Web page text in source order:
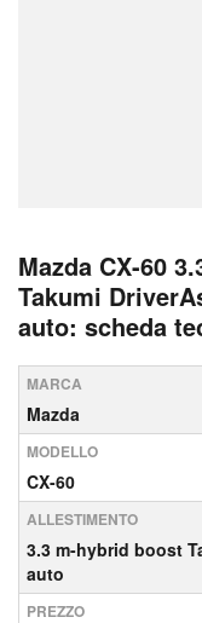
Mazda CX-60
Takumi
auto: scheda
MARCA
Mazda
MODELLO
CX-60
ALLESTIMENTO
3.3 m-hybrid boost
auto
PREZZO